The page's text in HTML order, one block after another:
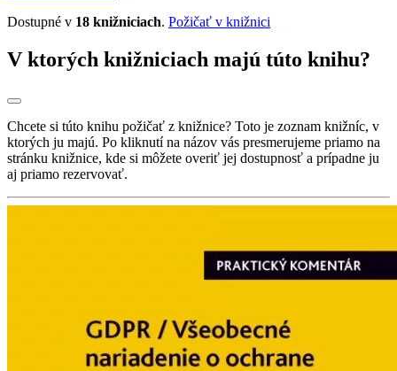
Dostupné v 18 knižniciach. Požičať v knižnici
V ktorých knižniciach majú túto knihu?
Chcete si túto knihu požičať z knižnice? Toto je zoznam knižníc, v
ktorých ju majú. Po kliknutí na názov vás presmerujeme priamo na
stránku knižnice, kde si môžete overiť jej dostupnosť a prípadne ju
aj priamo rezervovať.